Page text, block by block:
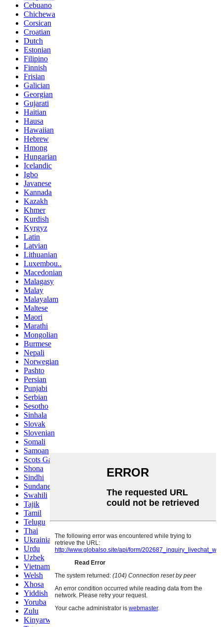
Cebuano
Chichewa
Corsican
Croatian
Dutch
Estonian
Filipino
Finnish
Frisian
Galician
Georgian
Gujarati
Haitian
Hausa
Hawaiian
Hebrew
Hmong
Hungarian
Icelandic
Igbo
Javanese
Kannada
Kazakh
Khmer
Kurdish
Kyrgyz
Latin
Latvian
Lithuanian
Luxembou..
Macedonian
Malagasy
Malay
Malayalam
Maltese
Maori
Marathi
Mongolian
Burmese
Nepali
Norwegian
Pashto
Persian
Punjabi
Serbian
Sesotho
Sinhala
Slovak
Slovenian
Somali
Samoan
Scots Gaelic
Shona
Sindhi
Sundanese
Swahili
Tajik
Tamil
Telugu
Thai
Ukrainian
Urdu
Uzbek
Vietnamese
Welsh
Xhosa
Yiddish
Yoruba
Zulu
Kinyarwanda